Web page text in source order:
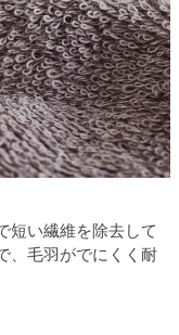
短い繊維を除去して
、毛羽がでにくく耐